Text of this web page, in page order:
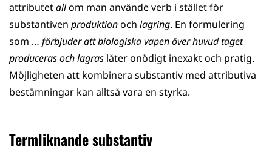
attributetallom man använde verb i stället för
substantiven produktionoch lagring. En formulering
som … förbjuder att biologiska vapen över huvud taget
produceras och lagras låter onödigt inexakt och pratig.
Möjligheten att kombinera substantiv med attributiva
bestämningar kan alltså vara en styrka.
Termliknande substantiv